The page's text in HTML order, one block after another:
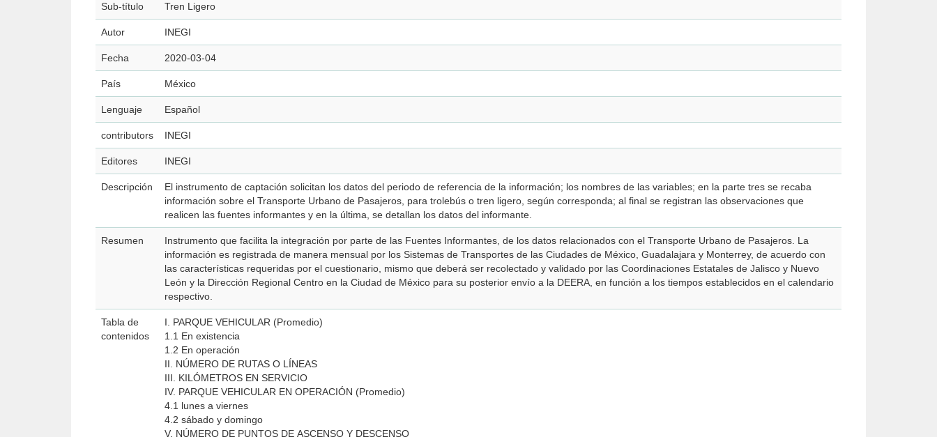
Sub-título Tren Ligero
Autor INEGI
Fecha 2020-03-04
País México
Lenguaje Español
contributors INEGI
Editores INEGI
Descripción
El instrumento de captación solicitan los datos del periodo de referencia de la información; los nombres de las variables; en la parte tres se recaba
información sobre el Transporte Urbano de Pasajeros, para trolebús o tren ligero, según corresponda; al final se registran las observaciones que
realicen las fuentes informantes y en la última, se detallan los datos del informante.
Resumen
Instrumento que facilita la integración por parte de las Fuentes Informantes, de los datos relacionados con el Transporte Urbano de Pasajeros. La
información es registrada de manera mensual por los Sistemas de Transportes de las Ciudades de México, Guadalajara y Monterrey, de acuerdo con
las características requeridas por el cuestionario, mismo que deberá ser recolectado y validado por las Coordinaciones Estatales de Jalisco y Nuevo
León y la Dirección Regional Centro en la Ciudad de México para su posterior envío a la DEERA, en función a los tiempos establecidos en el calendario
respectivo.
Tabla de
contenidos
I. PARQUE VEHICULAR (Promedio)
1.1 En existencia
1.2 En operación
II. NÚMERO DE RUTAS O LÍNEAS
III. KILÓMETROS EN SERVICIO
IV. PARQUE VEHICULAR EN OPERACIÓN (Promedio)
4.1 lunes a viernes
4.2 sábado y domingo
V. NÚMERO DE PUNTOS DE ASCENSO Y DESCENSO